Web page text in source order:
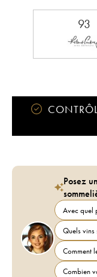
93
Posez
Avec quel
Quels vins
Comment
Combien